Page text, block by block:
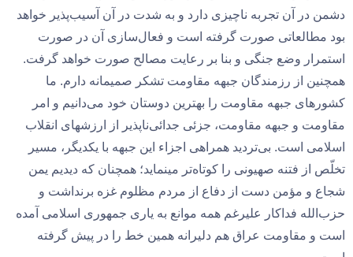
دشمن در آن تجربه ناچیزی دارد و به شدت در آن آسیب‌پذیر خواهد
بود مطالعاتی صورت گرفته است و فعال‌سازی آن در صورت
استمرار وضع جنگی و بنا بر رعایت مصالح صورت خواهد گرفت.
همچنین از رزمندگان جبهه مقاومت تشکر صمیمانه دارم. ما
کشورهای جبهه مقاومت را بهترین دوستان خود می‌دانیم و امر
مقاومت و جبهه مقاومت، جزئی جدائی‌ناپذیر از ارزشهای انقلاب
اسلامی است. بی‌تردید همراهی اجزاء این جبهه با یکدیگر، مسیر
تخلّص از فتنه صهیونی را کوتاه‌تر مینماید؛ همچنان که دیدیم یمن
شجاع و مؤمن دست از دفاع از مردم مظلوم غزه برنداشت و
حزب‌الله فداکار علیرغم همه‌ موانع به یاری جمهوری اسلامی آمده
است و مقاومت عراق هم دلیرانه همین خط را در پیش گرفته